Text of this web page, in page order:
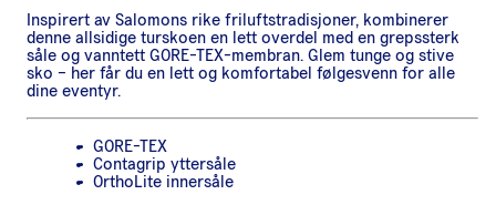
Inspirert av Salomons rike friluftstradisjoner, kombinerer
denne allsidige turskoen en lett overdel med en grepssterk
såle og vanntett GORE-TEX-membran. Glem tunge og stive
sko – her får du en lett og komfortabel følgesvenn for alle
dine eventyr.
GORE-TEX
Contagrip yttersåle
OrthoLite innersåle